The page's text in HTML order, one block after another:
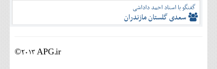
گفتگو با استاد احمد داداشی
سعدی گلستان مازندران
©2013 APG.ir